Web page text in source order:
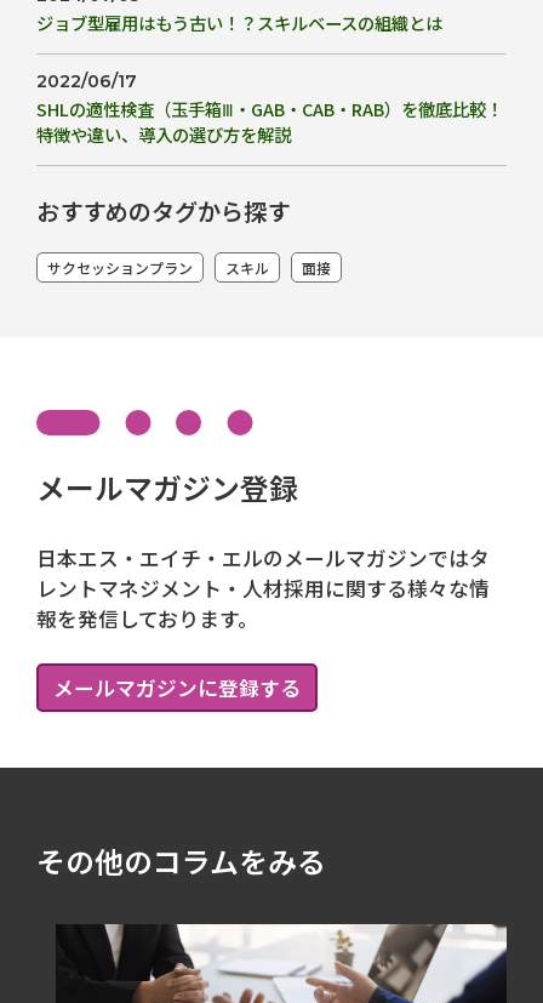
ジョブ型雇用はもう古い！？スキルベースの組織とは
2022/06/17
SHLの適性検査（玉手箱Ⅲ・GAB・CAB・RAB）を徹底比較！
特徴や違い、導入の選び方を解説
おすすめのタグから探す
サクセッションプラン スキル 面接
メールマガジン登録
日本エス・エイチ・エルのメールマガジンではタ
レントマネジメント・人材採用に関する様々な情
報を発信しております。
メールマガジンに登録する
その他のコラムをみる